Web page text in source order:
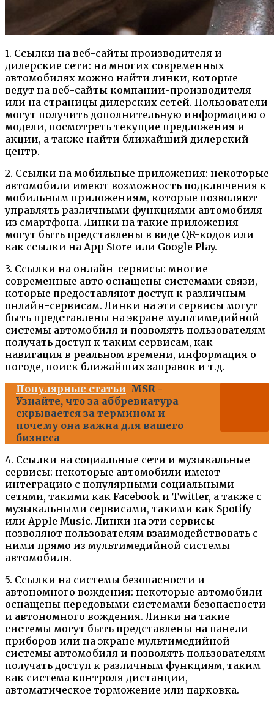
1. Ссылки на веб-сайты производителя и
дилерские сети: на многих современных
автомобилях можно найти линки, которые
ведут на веб-сайты компании-производителя
или на страницы дилерских сетей. Пользователи
могут получить дополнительную информацию о
модели, посмотреть текущие предложения и
акции, а также найти ближайший дилерский
центр.
2. Ссылки на мобильные приложения: некоторые
автомобили имеют возможность подключения к
мобильным приложениям, которые позволяют
управлять различными функциями автомобиля
из смартфона. Линки на такие приложения
могут быть представлены в виде QR-кодов или
как ссылки на App Store или Google Play.
3. Ссылки на онлайн-сервисы: многие
современные авто оснащены системами связи,
которые предоставляют доступ к различным
онлайн-сервисам. Линки на эти сервисы могут
быть представлены на экране мультимедийной
системы автомобиля и позволять пользователям
получать доступ к таким сервисам, как
навигация в реальном времени, информация о
погоде, поиск ближайших заправок и т.д.
Популярные статьи MSR -
Узнайте, что за аббревиатура
скрывается за термином и
почему она важна для вашего
бизнеса
4. Ссылки на социальные сети и музыкальные
сервисы: некоторые автомобили имеют
интеграцию с популярными социальными
сетями, такими как Facebook и Twitter, а также с
музыкальными сервисами, такими как Spotify
или Apple Music. Линки на эти сервисы
позволяют пользователям взаимодействовать с
ними прямо из мультимедийной системы
автомобиля.
5. Ссылки на системы безопасности и
автономного вождения: некоторые автомобили
оснащены передовыми системами безопасности
и автономного вождения. Линки на такие
системы могут быть представлены на панели
приборов или на экране мультимедийной
системы автомобиля и позволять пользователям
получать доступ к различным функциям, таким
как система контроля дистанции,
автоматическое торможение или парковка.